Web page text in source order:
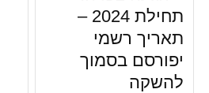
תחילת 2024 –
תאריך רשמי
יפורסם בסמוך
להשקה